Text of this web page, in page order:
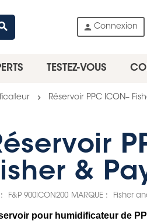
person Connexion
TESTEZ-VOUS
chevron_right Réservoir PPC ICON–
&
F&P 900ICON200 MARQUE : Fisher
pour humidificateur de